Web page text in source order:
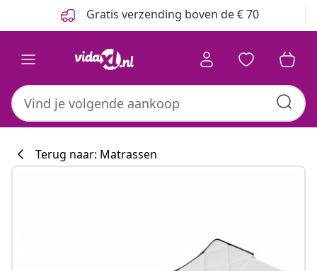
Gratis verzending boven de € 70
Terug naar: Matrassen